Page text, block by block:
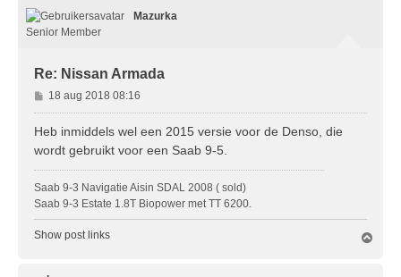
Mazurka
Senior Member
Re: Nissan Armada
B
e
r
t
18 aug 2018 08:16
Heb inmiddels wel een 2015 versie voor de Denso, die
wordt gebruikt voor een Saab 9-5.
Saab 9-3 Navigatie Aisin SDAL 2008 ( sold)
Saab 9-3 Estate 1.8T Biopower met TT 6200.
Show post links